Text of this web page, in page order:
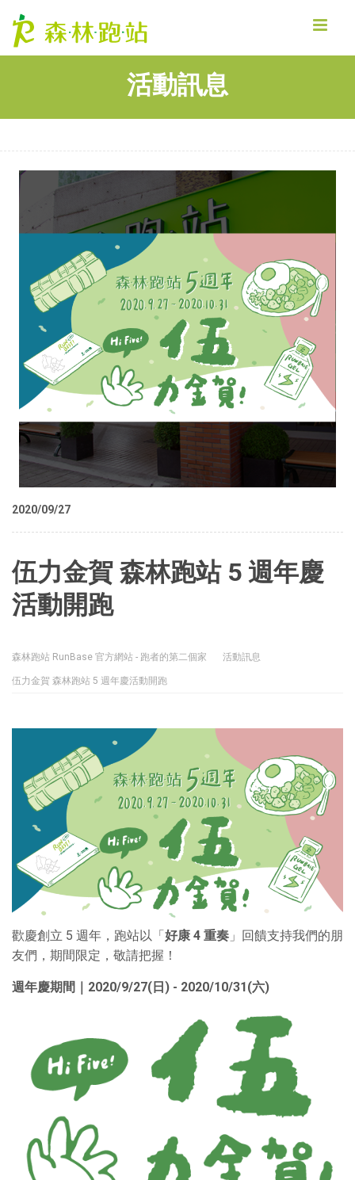
活動訊息
2020/09/27
伍力金賀 森林跑站 5 週年慶
活動開跑
森林跑站 RunBase 官方網站 - 跑者的第二個家 活動訊息
伍力金賀 森林跑站 5 週年慶活動開跑
歡慶創立 5 週年，跑站以「好康 4 重奏 」回饋支持我們的朋
友們，期間限定，敬請把握！
週年慶期間｜2020/9/27(日) - 2020/10/31(六)